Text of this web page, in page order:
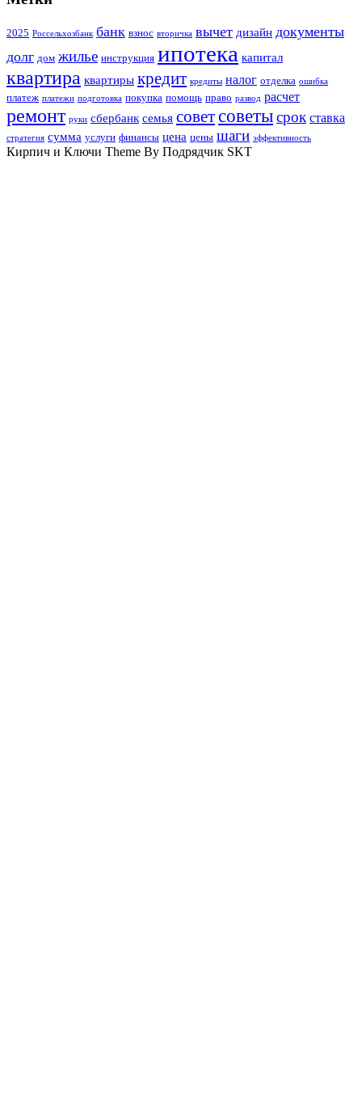
2025 Россельхозбанк банк взнос вторичка вычет дизайн документы
долг дом жилье инструкция ипотека капитал
квартира квартиры кредит кредиты налог отделка ошибка
платеж платежи подготовка покупка помощь право развод расчет
ремонт руки сбербанк семья советсоветысрок ставка
стратегия сумма услуги финансы цена цены шаги эффективность
Кирпич и Ключи Theme By Подрядчик SKT